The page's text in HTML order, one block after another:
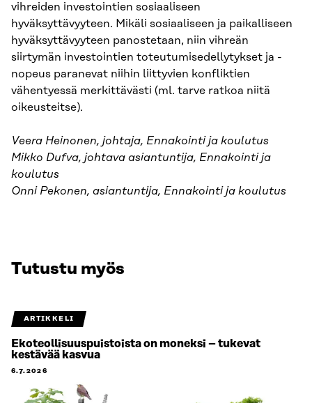
vihreiden investointien sosiaaliseen
hyväksyttävyyteen. Mikäli sosiaaliseen ja paikalliseen
hyväksyttävyyteen panostetaan, niin vihreän
siirtymän investointien toteutumisedellytykset ja -
nopeus paranevat niihin liittyvien konfliktien
vähentyessä merkittävästi (ml. tarve ratkoa niitä
oikeusteitse).
Veera Heinonen, johtaja, Ennakointi ja koulutus
Mikko Dufva, johtava asiantuntija, Ennakointi ja
koulutus
Onni Pekonen, asiantuntija, Ennakointi ja koulutus
Tutustu myös
ARTIKKELI
Ekoteollisuuspuistoista on moneksi – tukevat
kestävää kasvua
6.7.2026